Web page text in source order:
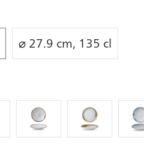
⌀ 27.9 cm, 135 cl